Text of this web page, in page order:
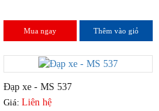
Mua ngay Thêm vào giỏ
Đạp xe - MS 537
Giá: Liên hệ